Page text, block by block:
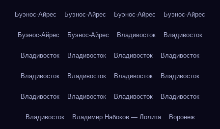
Буэнос-Айрес Буэнос-Айрес Буэнос-Айрес Буэнос-Айрес
Буэнос-Айрес Буэнос-Айрес Владивосток Владивосток
Владивосток Владивосток Владивосток Владивосток
Владивосток Владивосток Владивосток Владивосток
Владивосток Владивосток Владивосток Владивосток
Владивосток Владимир Набоков — Лолита Воронеж